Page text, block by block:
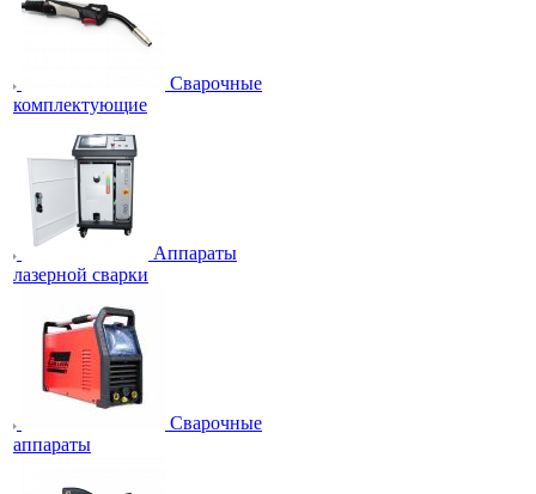
Сварочные
комплектующие
Аппараты
лазерной сварки
Сварочные
аппараты